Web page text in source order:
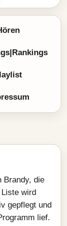
Brandy, die
wird
gepflegt und
lief.